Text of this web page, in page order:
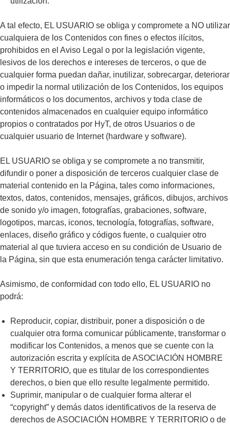
A tal efecto, EL USUARIO se obliga y compromete a NO utilizar
cualquiera de los Contenidos con fines o efectos ilícitos,
prohibidos en el Aviso Legal o por la legislación vigente,
lesivos de los derechos e intereses de terceros, o que de
cualquier forma puedan dañar, inutilizar, sobrecargar, deteriorar
o impedir la normal utilización de los Contenidos, los equipos
informáticos o los documentos, archivos y toda clase de
contenidos almacenados en cualquier equipo informático
propios o contratados por HyT, de otros Usuarios o de
cualquier usuario de Internet (hardware y software).
EL USUARIO se obliga y se compromete a no transmitir,
difundir o poner a disposición de terceros cualquier clase de
material contenido en la Página, tales como informaciones,
textos, datos, contenidos, mensajes, gráficos, dibujos, archivos
de sonido y/o imagen, fotografías, grabaciones, software,
logotipos, marcas, iconos, tecnología, fotografías, software,
enlaces, diseño gráfico y códigos fuente, o cualquier otro
material al que tuviera acceso en su condición de Usuario de
la Página, sin que esta enumeración tenga carácter limitativo.
Asimismo, de conformidad con todo ello, EL USUARIO no
podrá:
Reproducir, copiar, distribuir, poner a disposición o de
cualquier otra forma comunicar públicamente, transformar o
modificar los Contenidos, a menos que se cuente con la
autorización escrita y explícita de ASOCIACIÓN HOMBRE
Y TERRITORIO, que es titular de los correspondientes
derechos, o bien que ello resulte legalmente permitido.
Suprimir, manipular o de cualquier forma alterar el
“copyright” y demás datos identificativos de la reserva de
derechos de ASOCIACIÓN HOMBRE Y TERRITORIO o de